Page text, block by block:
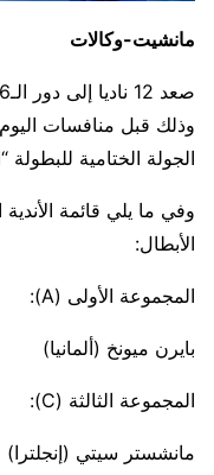
مانشيت-وكالات
الجولة الختامية للبطولة
الأبطال:
المجموعة الأولى (A):
بايرن ميونخ (ألمانيا)
المجموعة الثالثة (C):
مانشستر سيتي (إنجلترا)